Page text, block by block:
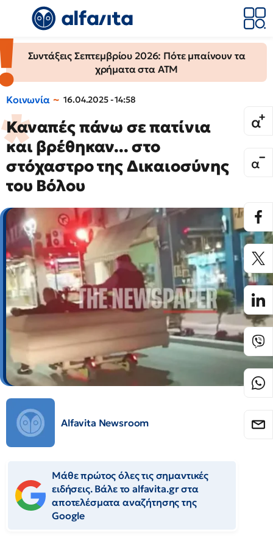
Συντάξεις Σεπτεμβρίου 2026: Πότε μπαίνουν τα
χρήματα στα ΑΤΜ
Κοινωνία 16.04.2025 - 14:58
Καναπές πάνω σε πατίνια
και βρέθηκαν... στο
στόχαστρο της Δικαιοσύνης
του Βόλου
Alfavita Newsroom
Μάθε πρώτος όλες τις σημαντικές
ειδήσεις. Βάλε το alfavita.gr στα
αποτελέσματα αναζήτησης της
Google